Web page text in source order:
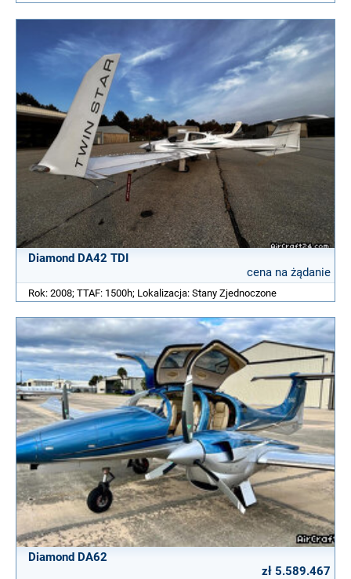
Diamond DA42 TDI
cena na żądanie
Rok: 2008; TTAF: 1500h; Lokalizacja: Stany Zjednoczone
Diamond DA62
zł 5.589.467